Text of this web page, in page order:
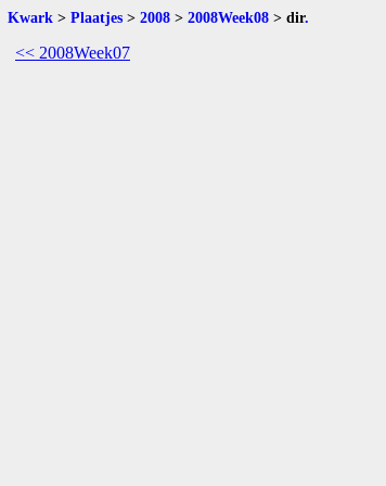
Kwark > Plaatjes > 2008 > 2008Week08 > dir.
<< 2008Week07